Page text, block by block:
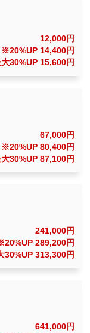
12,000円
※20%UP 14,400円
30%UP 15,600円
67,000円
※20%UP 80,400円
30%UP 87,100円
241,000円
289,200円
30%UP 313,300円
641,000円